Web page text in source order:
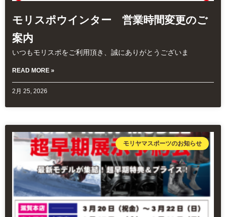
モリスポウインター 営業時間変更のご
案内
いつもモリスポをご利用頂き、誠にありがとうございま
READ MORE »
2月 25, 2026
モリヤマスポーツのお知らせ